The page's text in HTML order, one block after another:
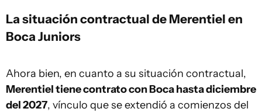
La situación contractual de Merentiel en
Boca Juniors
Ahora bien, en cuanto a su situación contractual,
Merentiel tiene contrato con Boca hasta diciembre
del 2027, vínculo que se extendió a comienzos del